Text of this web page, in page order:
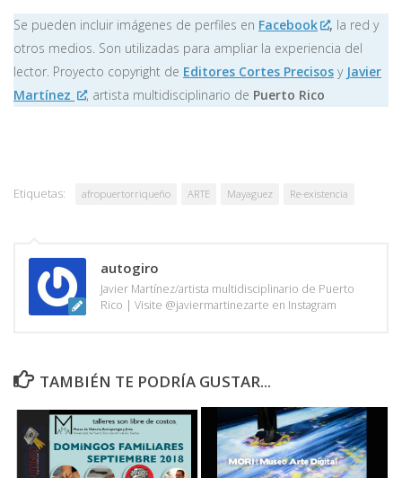
Se pueden incluir imágenes de perfiles en Facebook , la red y
otros medios. Son utilizadas para ampliar la experiencia del
lector. Proyecto copyright de Editores Cortes Precisos y Javier
Martínez
, artista multidisciplinario de Puerto Rico
Etiquetas: afropuertorriqueño ARTE Mayaguez Re-existencia
autogiro
Javier Martínez/artista multidisciplinario de Puerto
Rico | Visite @javiermartinezarte en Instagram
TAMBIÉN TE PODRÍA GUSTAR...